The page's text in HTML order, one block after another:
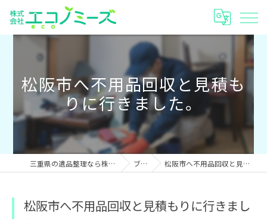
松阪市へ不用品回収と見積も
りに行きました。
三重県の遺品整理なら株式会社エコノミーズ ブログ 松阪市へ不用品回収と見積もりに行きました。
松阪市へ不用品回収と見積もりに行きまし